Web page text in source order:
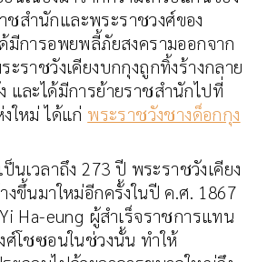
สำนักและพระราชวงศ์ของ
มีการอพยพลี้ภัยสงครามออกจาก
ะราชวังเคียงบกกุงถูกทิ้งร้างกลาย
และได้มีการย้ายราชสำนักไปที่
ใหม่ ได้แก่ พระราชวังชางด็อกกุง
นเวลาถึง 273 ปี พระราชวังเคียง
งขึ้นมาใหม่อีกครั้งในปี ค.ศ. 1867
Ha-eung ผู้สำเร็จราชการแทน
ศ์โชซอนในช่วงนั้น ทำให้